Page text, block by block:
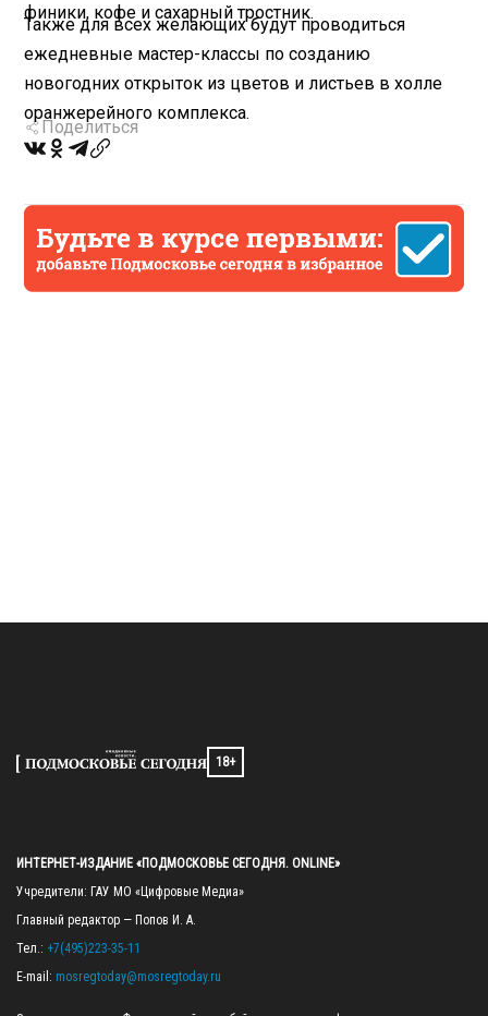
финики, кофе и сахарный тростник.
Также для всех желающих будут проводиться
ежедневные мастер-классы по созданию
новогодних открыток из цветов и листьев в холле
оранжерейного комплекса.
Поделиться
18+
ИНТЕРНЕТ-ИЗДАНИЕ «ПОДМОСКОВЬЕ СЕГОДНЯ. ONLINE»
Учредители: ГАУ МО «Цифровые Медиа»
Главный редактор — Попов И. А.
Тел.: +7(495)223-35-11
E-mail: mosregtoday@mosregtoday.ru